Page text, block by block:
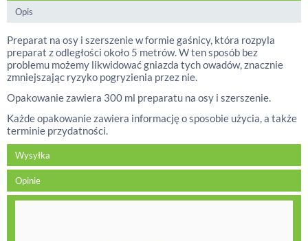
Opis
Preparat na osy i szerszenie w formie gaśnicy, która rozpyla
preparat z odległości około 5 metrów. W ten sposób bez
problemu możemy likwidować gniazda tych owadów, znacznie
zmniejszając ryzyko pogryzienia przez nie.
Opakowanie zawiera 300 ml preparatu na osy i szerszenie.
Każde opakowanie zawiera informację o sposobie użycia, a także
terminie przydatności.
Wysyłka
Opinie